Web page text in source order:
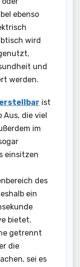
ebenso
wird
und
werden.
ist
Aus, die viel
im
einsitzen
des
ein
bietet.
getrennt
die
sei es